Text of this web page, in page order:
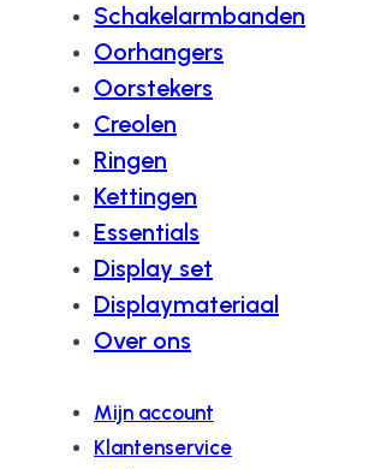
Schakelarmbanden
Oorhangers
Oorstekers
Creolen
Ringen
Kettingen
Essentials
Display set
Displaymateriaal
Over ons
Mijn account
Klantenservice